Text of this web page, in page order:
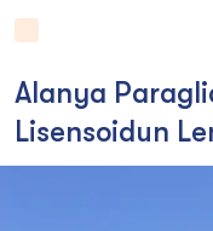
Alanya
Lisensoidun